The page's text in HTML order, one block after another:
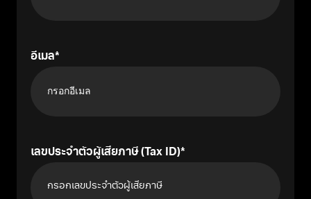
อีเมล
เลขประจำตัวผู้เสียภาษี (Tax ID)